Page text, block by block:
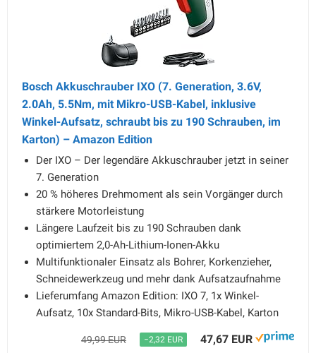
Bosch Akkuschrauber IXO (7. Generation, 3.6V,
2.0Ah, 5.5Nm, mit Mikro-USB-Kabel, inklusive
Winkel-Aufsatz, schraubt bis zu 190 Schrauben, im
Karton) – Amazon Edition
Der IXO – Der legendäre Akkuschrauber jetzt in seiner
7. Generation
20 % höheres Drehmoment als sein Vorgänger durch
stärkere Motorleistung
Längere Laufzeit bis zu 190 Schrauben dank
optimiertem 2,0-Ah-Lithium-Ionen-Akku
Multifunktionaler Einsatz als Bohrer, Korkenzieher,
Schneidewerkzeug und mehr dank Aufsatzaufnahme
Lieferumfang Amazon Edition: IXO 7, 1x Winkel-
Aufsatz, 10x Standard-Bits, Mikro-USB-Kabel, Karton
49,99 EUR −2,32 EUR 47,67 EUR